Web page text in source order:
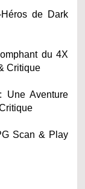
de Dark
du 4X
Critique
Une Aventure
Scan & Play